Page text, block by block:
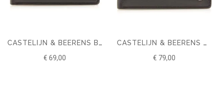
CASTELIJN & BEERENS BILLFOLD 4 CARDS RFID
€ 69,00
CASTELIJN & BEERENS VITA BILLFOLD 7 CARDS RFID
€ 79,00